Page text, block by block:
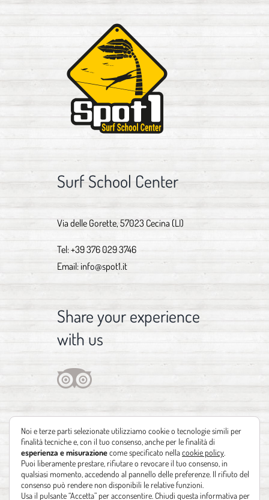
Surf School Center
Via delle Gorette, 57023 Cecina (LI)
Tel:+39 376 029 3746
Email: info@spot1.it
Share your experience
with us
Noi e terze parti selezionate utilizziamo cookie o tecnologie simili per
finalità tecniche e, con il tuo consenso, anche per le finalità di
esperienza e misurazionecome specificato nellacookie policy
Puoi liberamente prestare, rifiutare o revocare il tuo consenso, in
qualsiasi momento, accedendo al pannello delle preferenze. Il rifiuto del
consenso può rendere non disponibili le relative funzioni.
Usa il pulsante “Accetta” per acconsentire. Chiudi questa informativa per